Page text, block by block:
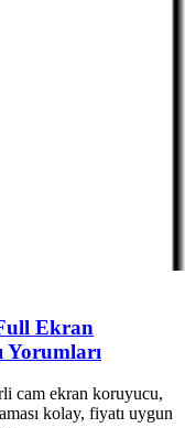
Ekran
Yorumları
cam ekran koruyucu,
kolay, fiyatı uygun